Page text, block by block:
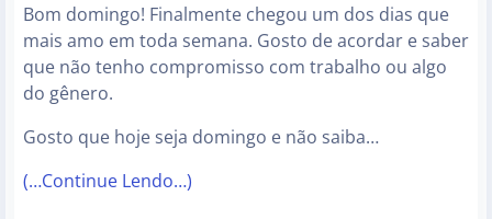
Bom domingo! Finalmente chegou um dos dias que
mais amo em toda semana. Gosto de acordar e saber
que não tenho compromisso com trabalho ou algo
do gênero.
Gosto que hoje seja domingo e não saiba…
(…Continue Lendo…)